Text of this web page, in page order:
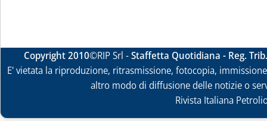
Copyright 2010©RIP Srl -Staffetta Quotidiana - Reg.
E' vietata la riproduzione, ritrasmissione, fotocopia,
altro modo di diffusione delle notizie o
Rivista Italiana